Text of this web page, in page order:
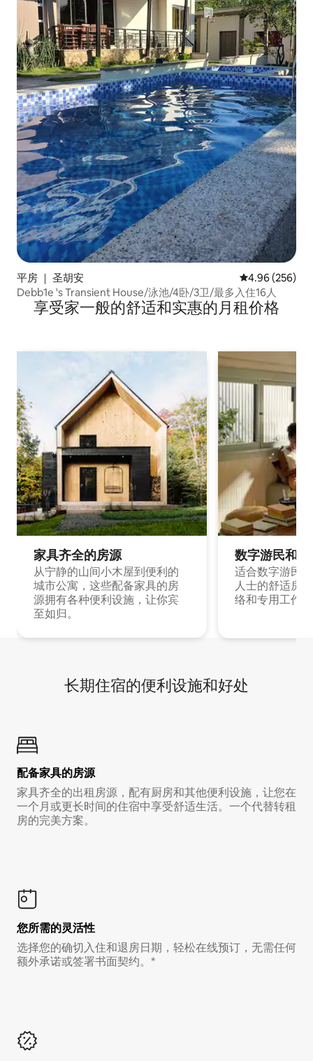
平房 ｜ 圣胡安 平均评分 4.96
4.96 (256)
Debb1e 's Transient House/泳池/4卧/3卫/最多入住16人
享受家一般的舒适和实惠的月租价格
家具齐全的房源
从宁静的山间小木屋到便利的
城市公寓，这些配备家具的房
源拥有各种便利设施，让你宾
至如归。
数字游民和
适合数字游民
人士的舒适房
络和专用工作
长期住宿的便利设施和好处
配备家具的房源
家具齐全的出租房源，配有厨房和其他便利设施，让您在
一个月或更长时间的住宿中享受舒适生活。一个代替转租
房的完美方案。
您所需的灵活性
选择您的确切入住和退房日期，轻松在线预订，无需任何
额外承诺或签署书面契约。*